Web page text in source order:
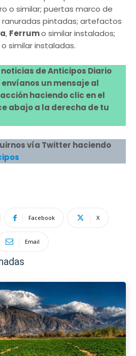
o similar; puertas marco de
ranuradas pintadas; artefactos
, Ferrumo similar instalados;
o similar instaladas.
de Anticipos Diario
envíanos un mensaje al
haciendo clic en el
abajo a la derecha de tu
vía Twitter haciendo
Facebook X
Email